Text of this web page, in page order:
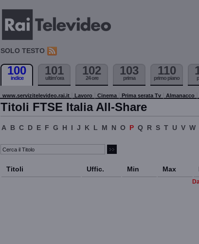
SOLO TESTO
100
indice
101
ultim'ora
102
24 ore
103
prima
110
primo piano
www.servizitelevideo.rai.it Lavoro Cinema Prima serata Tv Almanacco
Titoli FTSE Italia All-Share
A B C D E F G H I J K L M N O P Q R S T U V W
Titoli Uffic. Min Max